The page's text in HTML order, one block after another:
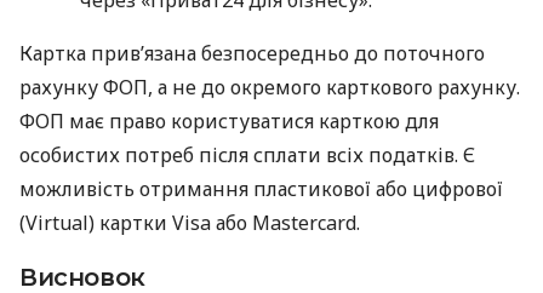
Картка прив’язана безпосередньо до поточного
рахунку ФОП, а не до окремого карткового рахунку.
ФОП має право користуватися карткою для
особистих потреб після сплати всіх податків. Є
можливість отримання пластикової або цифрової
(Virtual) картки Visa або Mastercard.
Висновок